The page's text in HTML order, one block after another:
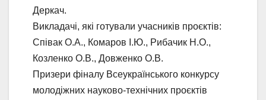
Деркач.
Викладачі, які готували учасників проєктів:
Співак О.А., Комаров І.Ю., Рибачик Н.О.,
Козленко О.В., Довженко О.В.
Призери фіналу Всеукраїнського конкурсу
молодіжних науково-технічних проєктів